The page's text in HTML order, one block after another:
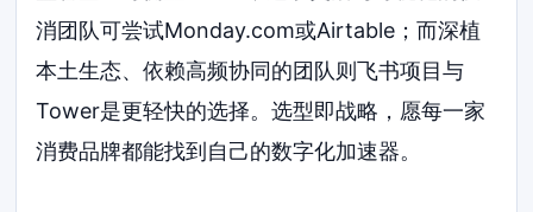
消团队可尝试Monday.com或Airtable；而深植
本土生态、依赖高频协同的团队则飞书项目与
Tower是更轻快的选择。选型即战略，愿每一家
消费品牌都能找到自己的数字化加速器。